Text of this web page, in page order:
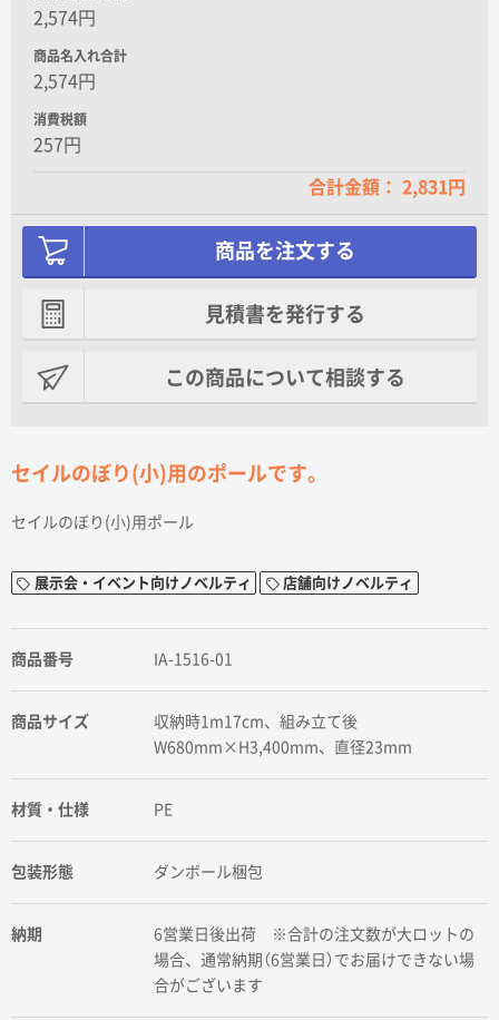
2,574円
商品名入れ合計
2,574円
消費税額
257円
合計金額： 2,831円
商品を注文する
見積書を発行する
この商品について相談する
セイルのぼり(小)用のポールです。
セイルのぼり(小)用ポール
展示会・イベント向けノベルティ 店舗向けノベルティ
商品番号 IA-1516-01
商品サイズ
収納時1m17cm、組み立て後
W680mm×H3,400mm、直径23mm
材質・仕様 PE
包装形態 ダンボール梱包
納期
6営業日後出荷 ※合計の注文数が大ロットの
場合、通常納期（6営業日）でお届けできない場
合がございます